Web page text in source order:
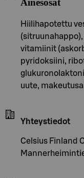
Ainesosat
Hiilihapotettu
vitamiinit
pyridoksiini,
uute,
Yhteystiedot
Celsius Finland